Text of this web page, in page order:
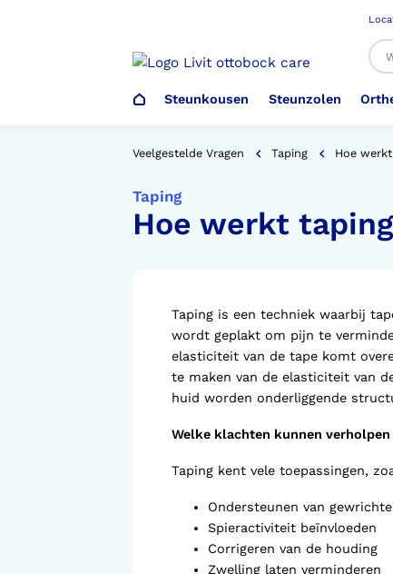
Steunkousen
Steunkousen (klasse 1)
Steunzolen
Steunzolen
Arm Elleboog
Romp Buik
Schoenencatalogus
Orthopedische Voorziening
Confectieschoen (OVAC)
Voorlopige orthopedische
Armprothese
Onderbeenprothese
Veiligheidsschoenen –
Werkgever
Veelgestelde Vragen Taping Hoe
Taping
Hoe werkt
Taping is een techniek waarbij
wordt geplakt om pijn te
elasticiteit van de tape komt
te maken van de elasticiteit van
huid worden onderliggende
Welke klachten kunnen
Taping kent vele toepassingen,
Ondersteunen van
Spieractiviteit beïnvloeden
Corrigeren van de houding
Zwelling laten verminderen